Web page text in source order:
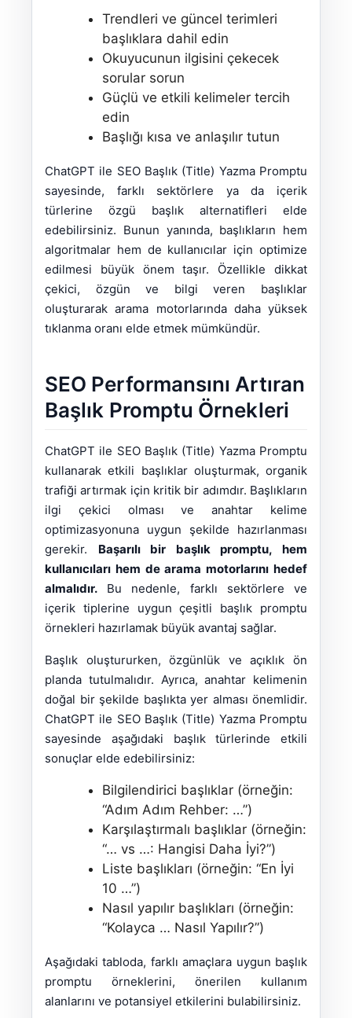
Trendleri ve güncel terimleri
başlıklara dahil edin
Okuyucunun ilgisini çekecek
sorular sorun
Güçlü ve etkili kelimeler tercih
edin
Başlığı kısa ve anlaşılır tutun
ChatGPT ile SEO Başlık (Title) Yazma Promptu
sayesinde, farklı sektörlere ya da içerik
türlerine özgü başlık alternatifleri elde
edebilirsiniz. Bunun yanında, başlıkların hem
algoritmalar hem de kullanıcılar için optimize
edilmesi büyük önem taşır. Özellikle dikkat
çekici, özgün ve bilgi veren başlıklar
oluşturarak arama motorlarında daha yüksek
tıklanma oranı elde etmek mümkündür.
SEO Performansını Artıran
Başlık Promptu Örnekleri
ChatGPT ile SEO Başlık (Title) Yazma Promptu
kullanarak etkili başlıklar oluşturmak, organik
trafiği artırmak için kritik bir adımdır. Başlıkların
ilgi çekici olması ve anahtar kelime
optimizasyonuna uygun şekilde hazırlanması
gerekir. Başarılı bir başlık promptu, hem
kullanıcıları hem de arama motorlarını hedef
almalıdır. Bu nedenle, farklı sektörlere ve
içerik tiplerine uygun çeşitli başlık promptu
örnekleri hazırlamak büyük avantaj sağlar.
Başlık oluştururken, özgünlük ve açıklık ön
planda tutulmalıdır. Ayrıca, anahtar kelimenin
doğal bir şekilde başlıkta yer alması önemlidir.
ChatGPT ile SEO Başlık (Title) Yazma Promptu
sayesinde aşağıdaki başlık türlerinde etkili
sonuçlar elde edebilirsiniz:
Bilgilendirici başlıklar (örneğin:
“Adım Adım Rehber: …”)
Karşılaştırmalı başlıklar (örneğin:
“… vs …: Hangisi Daha İyi?”)
Liste başlıkları (örneğin: “En İyi
10 …”)
Nasıl yapılır başlıkları (örneğin:
“Kolayca … Nasıl Yapılır?”)
Aşağıdaki tabloda, farklı amaçlara uygun başlık
promptu örneklerini, önerilen kullanım
alanlarını ve potansiyel etkilerini bulabilirsiniz.